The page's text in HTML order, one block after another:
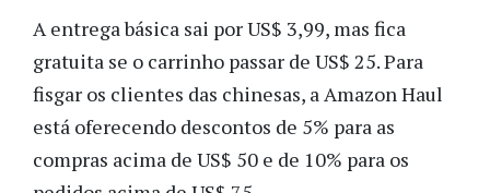
A entrega básica sai por US$ 3,99, mas fica
gratuita se o carrinho passar de US$ 25. Para
fisgar os clientes das chinesas, a Amazon Haul
está oferecendo descontos de 5% para as
compras acima de US$ 50 e de 10% para os